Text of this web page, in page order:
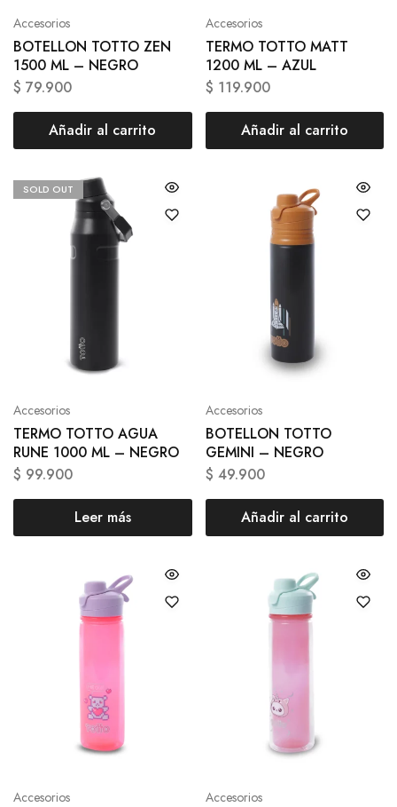
Accesorios
BOTELLON TOTTO ZEN
1500 ML – NEGRO
$ 79.900
Añadir al carrito
Accesorios
TERMO TOTTO MATT
1200 ML – AZUL
$ 119.900
Añadir al carrito
SOLD OUT
Accesorios
TERMO TOTTO AGUA
RUNE 1000 ML – NEGRO
$ 99.900
Leer más
Accesorios
BOTELLON TOTTO
GEMINI – NEGRO
$ 49.900
Añadir al carrito
Accesorios Accesorios